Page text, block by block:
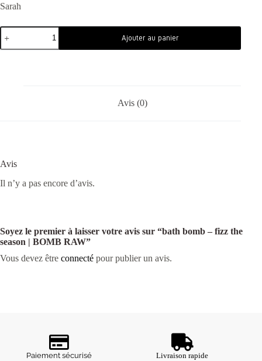
Sarah
Ajouter au panier
Avis (0)
Avis
Il n’y a pas encore d’avis.
Soyez le premier à laisser votre avis sur “bath bomb – fizz the
season | BOMB RAW”
Vous devez être connecté pour publier un avis.
Paiement sécurisé Livraison rapide